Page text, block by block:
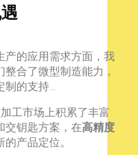
产的应用需求方面，我
合了微型制造能力，
制的支持…
工市场上积累了丰富
交钥匙方案，在高精度
产品定位。